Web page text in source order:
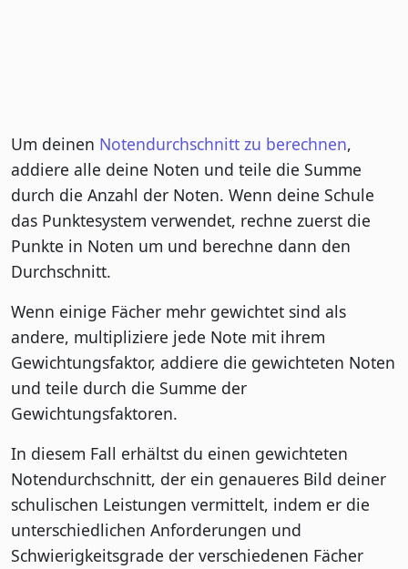
Um deinen Notendurchschnitt zu berechnen,
addiere alle deine Noten und teile die Summe
durch die Anzahl der Noten. Wenn deine Schule
das Punktesystem verwendet, rechne zuerst die
Punkte in Noten um und berechne dann den
Durchschnitt.
Wenn einige Fächer mehr gewichtet sind als
andere, multipliziere jede Note mit ihrem
Gewichtungsfaktor, addiere die gewichteten Noten
und teile durch die Summe der
Gewichtungsfaktoren.
In diesem Fall erhältst du einen gewichteten
Notendurchschnitt, der ein genaueres Bild deiner
schulischen Leistungen vermittelt, indem er die
unterschiedlichen Anforderungen und
Schwierigkeitsgrade der verschiedenen Fächer